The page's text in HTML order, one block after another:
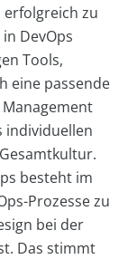
zu
DevOps
Tools,
eine passende
individuellen
besteht im
Prozesse zu
bei der
Das stimmt